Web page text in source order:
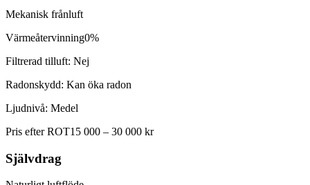
Mekanisk frånluft
Värmeåtervinning0%
Filtrerad tilluft: Nej
Radonskydd: Kan öka radon
Ljudnivå: Medel
Pris efter ROT15 000 – 30 000 kr
Självdrag